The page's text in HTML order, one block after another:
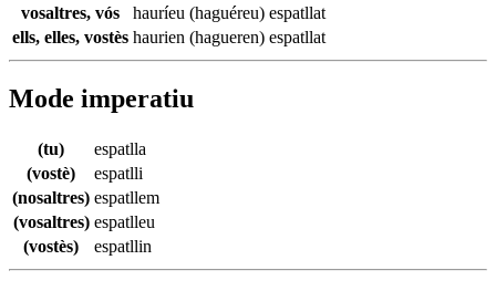
vosaltres, vós
hauríeu (haguéreu) espatllat
ells, elles, vostès haurien (hagueren) espatllat
Mode imperatiu
(tu)
espatlla
(vostè)
espatlli
(nosaltres) espatllem
(vosaltres) espatlleu
(vostès)
espatllin